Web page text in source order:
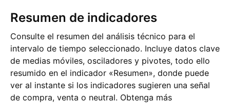
Resumen de indicadores
Consulte el resumen del análisis técnico para el
intervalo de tiempo seleccionado. Incluye datos clave
de medias móviles, osciladores y pivotes, todo ello
resumido en el indicador «Resumen», donde puede
ver al instante si los indicadores sugieren una señal
de compra, venta o neutral. Obtenga más